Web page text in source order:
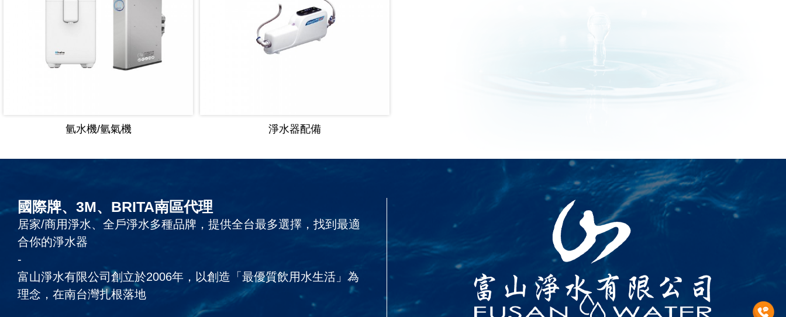
氫水機/氫氣機 淨水器配備
國際牌、3M、BRITA南區代理
居家/商用淨水、全戶淨水多種品牌，提供全台最多選擇，找到最適
合你的淨水器
-
富山淨水有限公司創立於2006年，以創造「最優質飲用水生活」為
理念，在南台灣扎根落地